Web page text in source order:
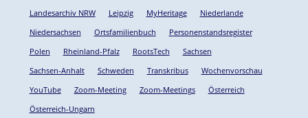
Landesarchiv NRW
Leipzig MyHeritage
Niederlande
Niedersachsen
Ortsfamilienbuch
Personenstandsregister
Polen
Rheinland-Pfalz RootsTech
Sachsen
Sachsen-Anhalt
Schweden Transkribus
Wochenvorschau
YouTube
Zoom-Meeting Zoom-Meetings
Österreich
Österreich-Ungarn